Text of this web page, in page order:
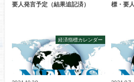
要人発言予定（結果追記済）
標・要
経済指標カレンダー